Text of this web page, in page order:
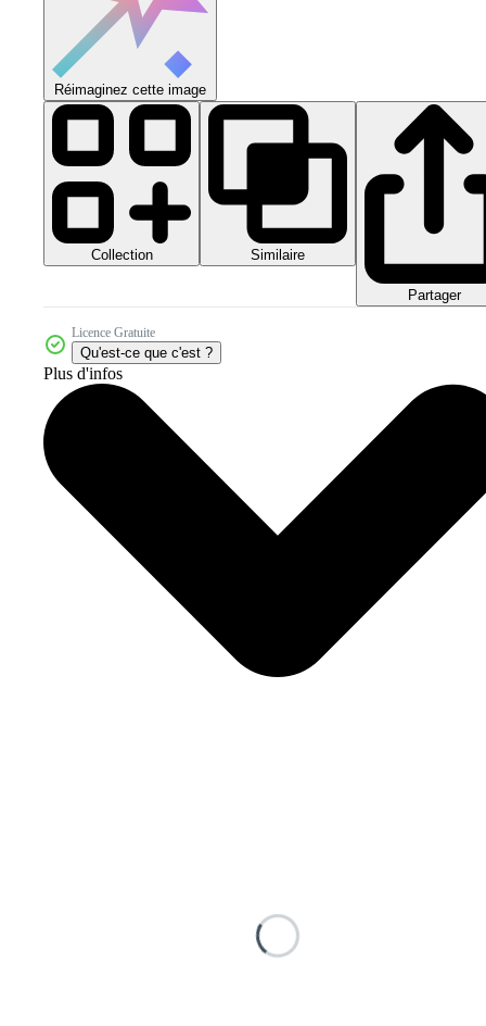
Réimaginez cette image
Collection Similaire
Partager
Licence Gratuite
Qu'est-ce que c'est ?
Plus d'infos